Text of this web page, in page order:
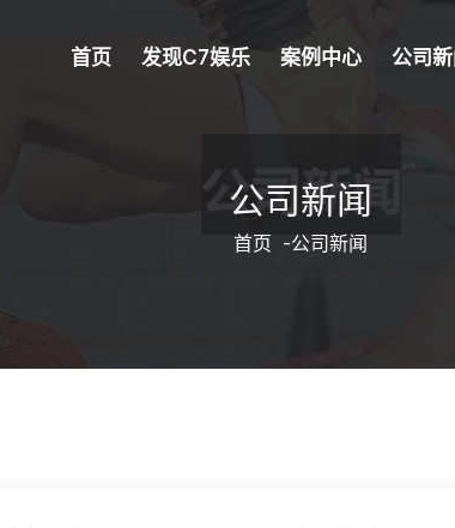
首页 发现c7娱乐 案例中心 公司新
公司新闻
首页 -公司新闻